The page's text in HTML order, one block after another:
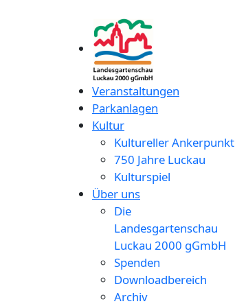
Veranstaltungen
Parkanlagen
Kultur
Kultureller Ankerpunkt
750 Jahre Luckau
Kulturspiel
Über uns
Die
Landesgartenschau
Luckau 2000 gGmbH
Spenden
Downloadbereich
Archiv